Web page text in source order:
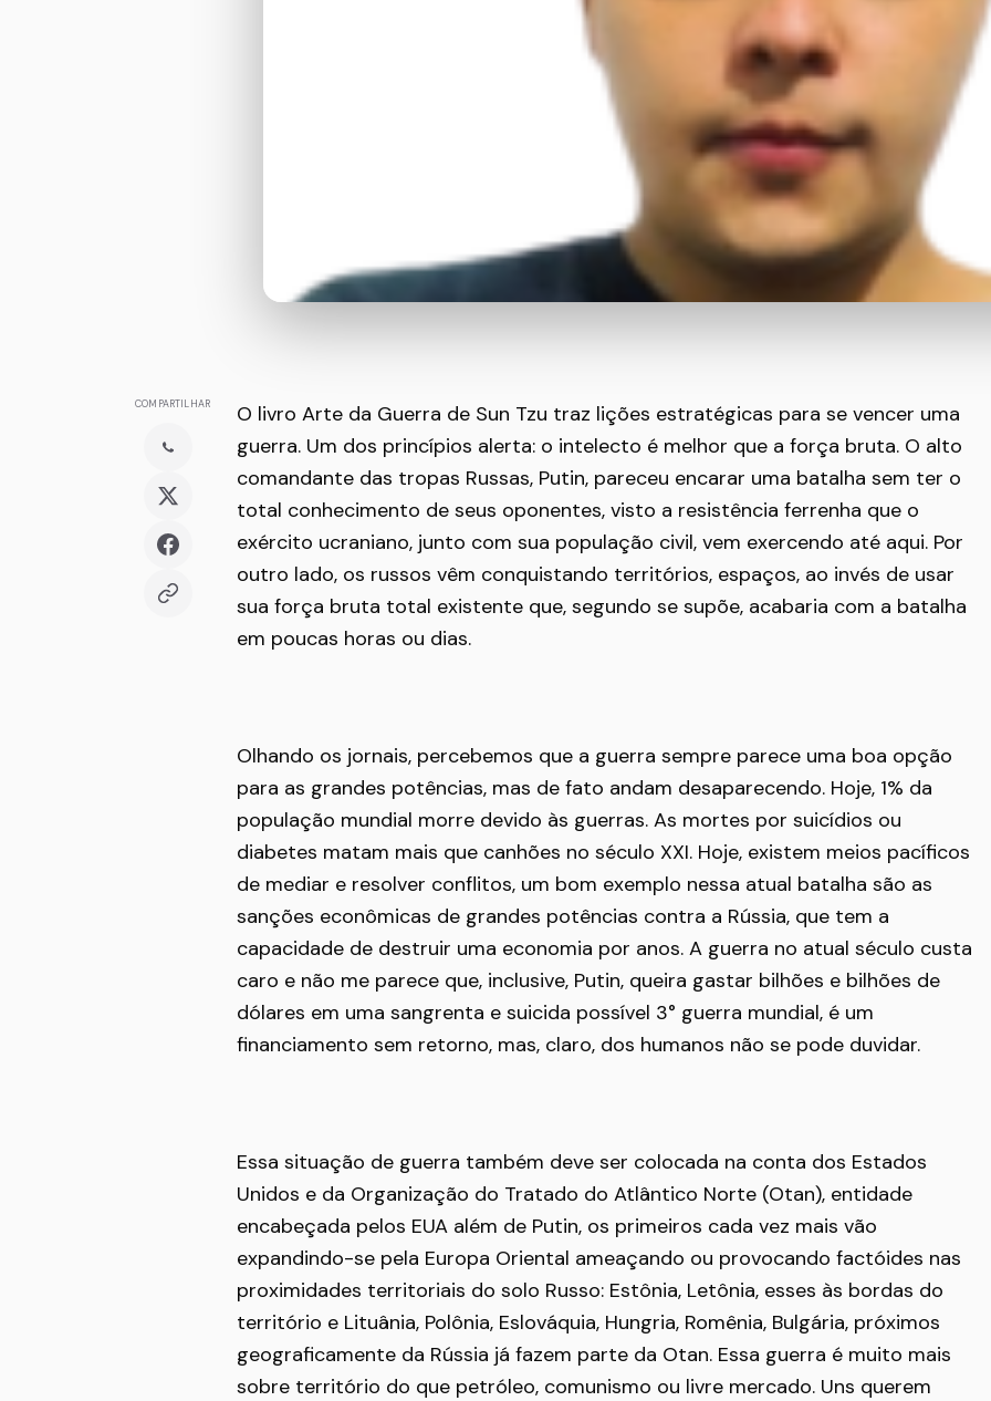
COMPARTILHAR
O livro Arte da Guerra de Sun Tzu traz lições estratégicas para se vencer uma
guerra. Um dos princípios alerta: o intelecto é melhor que a força bruta. O alto
comandante das tropas Russas, Putin, pareceu encarar uma batalha sem ter o
total conhecimento de seus oponentes, visto a resistência ferrenha que o
exército ucraniano, junto com sua população civil, vem exercendo até aqui. Por
outro lado, os russos vêm conquistando territórios, espaços, ao invés de usar
sua força bruta total existente que, segundo se supõe, acabaria com a batalha
em poucas horas ou dias.
Olhando os jornais, percebemos que a guerra sempre parece uma boa opção
para as grandes potências, mas de fato andam desaparecendo. Hoje, 1% da
população mundial morre devido às guerras. As mortes por suicídios ou
diabetes matam mais que canhões no século XXI. Hoje, existem meios pacíficos
de mediar e resolver conflitos, um bom exemplo nessa atual batalha são as
sanções econômicas de grandes potências contra a Rússia, que tem a
capacidade de destruir uma economia por anos. A guerra no atual século custa
caro e não me parece que, inclusive, Putin, queira gastar bilhões e bilhões de
dólares em uma sangrenta e suicida possível 3° guerra mundial, é um
financiamento sem retorno, mas, claro, dos humanos não se pode duvidar.
Essa situação de guerra também deve ser colocada na conta dos Estados
Unidos e da Organização do Tratado do Atlântico Norte (Otan), entidade
encabeçada pelos EUA além de Putin, os primeiros cada vez mais vão
expandindo-se pela Europa Oriental ameaçando ou provocando factóides nas
proximidades territoriais do solo Russo: Estônia, Letônia, esses às bordas do
território e Lituânia, Polônia, Eslováquia, Hungria, Romênia, Bulgária, próximos
geograficamente da Rússia já fazem parte da Otan. Essa guerra é muito mais
sobre território do que petróleo, comunismo ou livre mercado. Uns querem